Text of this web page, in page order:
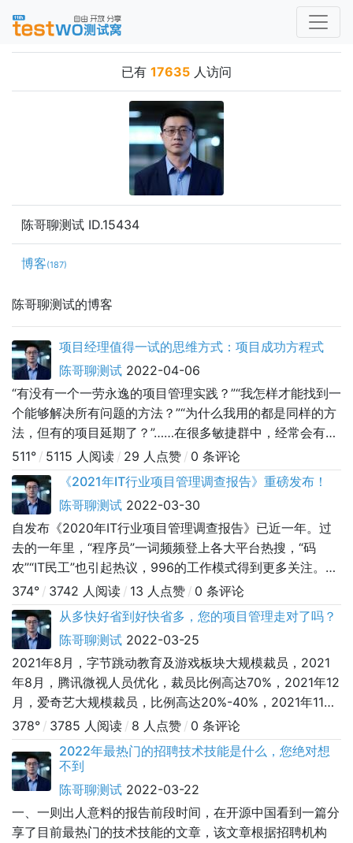
已有 17635 人访问
陈哥聊测试 ID.15434
博客(187)
陈哥聊测试的博客
项目经理值得一试的思维方式：项目成功方程式
陈哥聊测试 2022-04-06
“有没有一个一劳永逸的项目管理实践？”“我怎样才能找到一
个能够解决所有问题的方法？”“为什么我用的都是同样的方
法，但有的项目延期了？”……在很多敏捷群中，经常会有人
问这些问题。那有没有一个可以解决所有问题的方法呢？答
案是：没有，因为没有银弹。早在1986年，弗雷德·布鲁克
斯就曾在学术角度提出：没有能解决软件危机的银弹。为什
么呢？其最根本的原因在于，软件本身有以下固有特性：复
杂度：软件复杂度会
511° / 5115 人阅读 / 29 人点赞 / 0 条评论
《2021年IT行业项目管理调查报告》重磅发布！
陈哥聊测试 2022-03-30
自发布《2020年IT行业项目管理调查报告》已近一年。过
去的一年里，“程序员”一词频频登上各大平台热搜，“码
农”“IT民工”也引起热议，996的工作模式得到更多关注。基
于以上现实原因，为更好地了解行业现状，禅道项目管理软
件于2021年12月开展了针对IT行业的问卷调查，并撰写
《2021年IT行业项目管理调查报告》。今年的问卷新增对
项目管理问题、工作时长变化的调查，从地域、行业、公司
规模、岗位
374° / 3742 人阅读 / 13 人点赞 / 0 条评论
从多快好省到好快省多，您的项目管理走对了吗？
陈哥聊测试 2022-03-25
2021年8月，字节跳动教育及游戏板块大规模裁员，2021
年8月，腾讯微视人员优化，裁员比例高达70%，2021年12
月，爱奇艺大规模裁员，比例高达20%-40%，2021年11
月，快手在脉脉上被爆料将裁员30%，2021年12月，蘑菇
街裁员，比例大概在30%，2022年1月，拼多多被爆“戏剧
化”裁员，2022年3月，互联网大厂裁员又上热搜……除了以
上列举的，字节跳动、有赞等也爆出裁员风波，2
378° / 3785 人阅读 / 8 人点赞 / 0 条评论
2022年最热门的招聘技术技能是什么，您绝对想
不到
陈哥聊测试 2022-03-22
一、一则出人意料的报告前段时间，在开源中国看到一篇分
享了目前最热门的技术技能的文章，该文章根据招聘机构